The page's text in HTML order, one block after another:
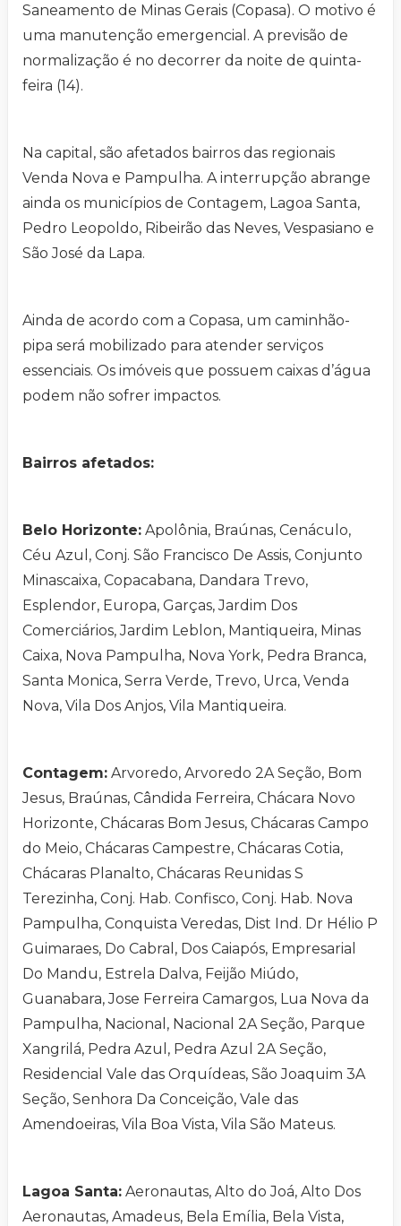
Saneamento de Minas Gerais (Copasa). O motivo é
uma manutenção emergencial. A previsão de
normalização é no decorrer da noite de quinta-
feira (14).
Na capital, são afetados bairros das regionais
Venda Nova e Pampulha. A interrupção abrange
ainda os municípios de Contagem, Lagoa Santa,
Pedro Leopoldo, Ribeirão das Neves, Vespasiano e
São José da Lapa.
Ainda de acordo com a Copasa, um caminhão-
pipa será mobilizado para atender serviços
essenciais. Os imóveis que possuem caixas d’água
podem não sofrer impactos.
Bairros afetados:
Belo Horizonte: Apolônia, Braúnas, Cenáculo,
Céu Azul, Conj. São Francisco De Assis, Conjunto
Minascaixa, Copacabana, Dandara Trevo,
Esplendor, Europa, Garças, Jardim Dos
Comerciários, Jardim Leblon, Mantiqueira, Minas
Caixa, Nova Pampulha, Nova York, Pedra Branca,
Santa Monica, Serra Verde, Trevo, Urca, Venda
Nova, Vila Dos Anjos, Vila Mantiqueira.
Contagem: Arvoredo, Arvoredo 2A Seção, Bom
Jesus, Braúnas, Cândida Ferreira, Chácara Novo
Horizonte, Chácaras Bom Jesus, Chácaras Campo
do Meio, Chácaras Campestre, Chácaras Cotia,
Chácaras Planalto, Chácaras Reunidas S
Terezinha, Conj. Hab. Confisco, Conj. Hab. Nova
Pampulha, Conquista Veredas, Dist Ind. Dr Hélio P
Guimaraes, Do Cabral, Dos Caiapós, Empresarial
Do Mandu, Estrela Dalva, Feijão Miúdo,
Guanabara, Jose Ferreira Camargos, Lua Nova da
Pampulha, Nacional, Nacional 2A Seção, Parque
Xangrilá, Pedra Azul, Pedra Azul 2A Seção,
Residencial Vale das Orquídeas, São Joaquim 3A
Seção, Senhora Da Conceição, Vale das
Amendoeiras, Vila Boa Vista, Vila São Mateus.
Lagoa Santa: Aeronautas, Alto do Joá, Alto Dos
Aeronautas, Amadeus, Bela Emília, Bela Vista,